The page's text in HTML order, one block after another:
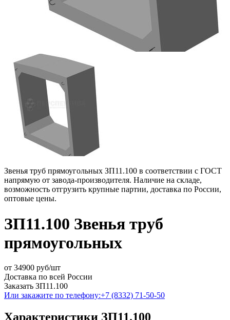
Звенья труб прямоугольных ЗП11.100 в соответствии с ГОСТ
напрямую от завода-производителя. Наличие на складе,
возможность отгрузить крупные партии, доставка по России,
оптовые цены.
ЗП11.100 Звенья труб
прямоугольных
от 34900 руб/шт
Доставка по всей России
Заказать ЗП11.100
Или закажите по телефону:+7 (8332) 71-50-50
Характеристики ЗП11.100